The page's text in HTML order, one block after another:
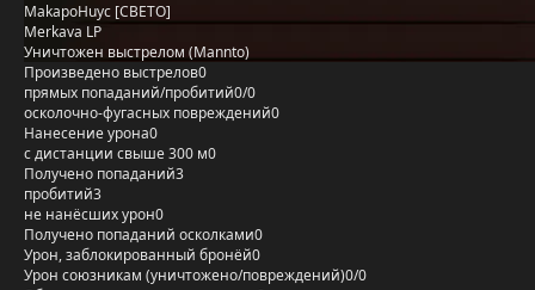
MakapoHuyc [CBETO]
Merkava LP
Уничтожен выстрелом (Mannto)
Произведено выстрелов0
прямых попаданий/пробитий0/0
осколочно-фугасных повреждений0
Нанесение урона0
с дистанции свыше 300 м0
Получено попаданий3
пробитий3
не нанёсших урон0
Получено попаданий осколками0
Урон, заблокированный бронёй0
Урон союзникам (уничтожено/повреждений)0/0